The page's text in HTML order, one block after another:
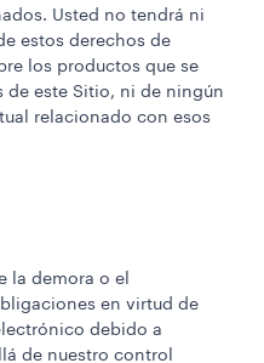
Usted no tendrá ni
estos derechos de
los productos que se
de este Sitio, ni de ningún
relacionado con esos
la demora o el
en virtud de
debido a
de nuestro control